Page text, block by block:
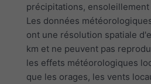
précipitations,
Les données
ont une résolution spatiale
km et ne peuvent pas
les effets météorologiques
que les orages, les vents